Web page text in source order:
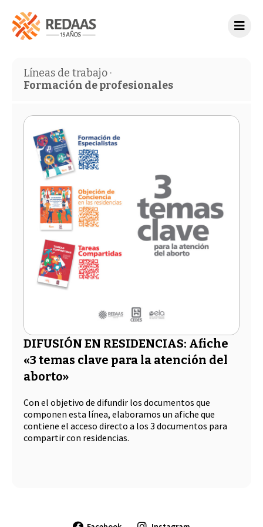
Líneas de trabajo ·
Formación de profesionales
DIFUSIÓN EN RESIDENCIAS: Afiche
«3 temas clave para la atención del
aborto»
Con el objetivo de difundir los documentos que
componen esta línea, elaboramos un afiche que
contiene el acceso directo a los 3 documentos para
compartir con residencias.